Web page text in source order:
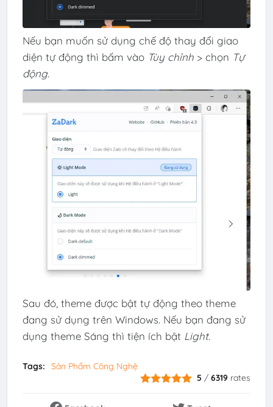
Nếu bạn muốn sử dụng chế độ thay đổi giao
diện tự động thì bấm vào Tùy chỉnh> chọn Tự
động.
Sau đó, theme được bật tự động theo theme
đang sử dụng trên Windows. Nếu bạn đang sử
dụng theme Sáng thì tiện ích bật Light.
Tags:
Sản Phẩm Công Nghệ
5 /6319 rates